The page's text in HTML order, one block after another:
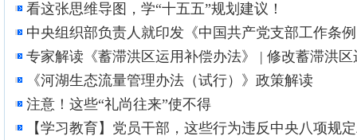
看这张思维导图，学“十五五”规划建议！
中央组织部负责人就印发《中国共产党支部工作条
专家解读《蓄滞洪区运用补偿办法》 | 修改蓄滞洪
《河湖生态流量管理办法（试行）》政策解读
注意！这些“礼尚往来”使不得
【学习教育】党员干部，这些行为违反中央八项规